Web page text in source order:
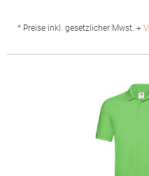
PUI10Hersteller: The Cotton
Waterloo Office Park Building
* Preise inkl. gesetzlicher Mwst. +